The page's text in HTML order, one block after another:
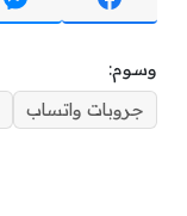
وسوم:
جروبات واتساب